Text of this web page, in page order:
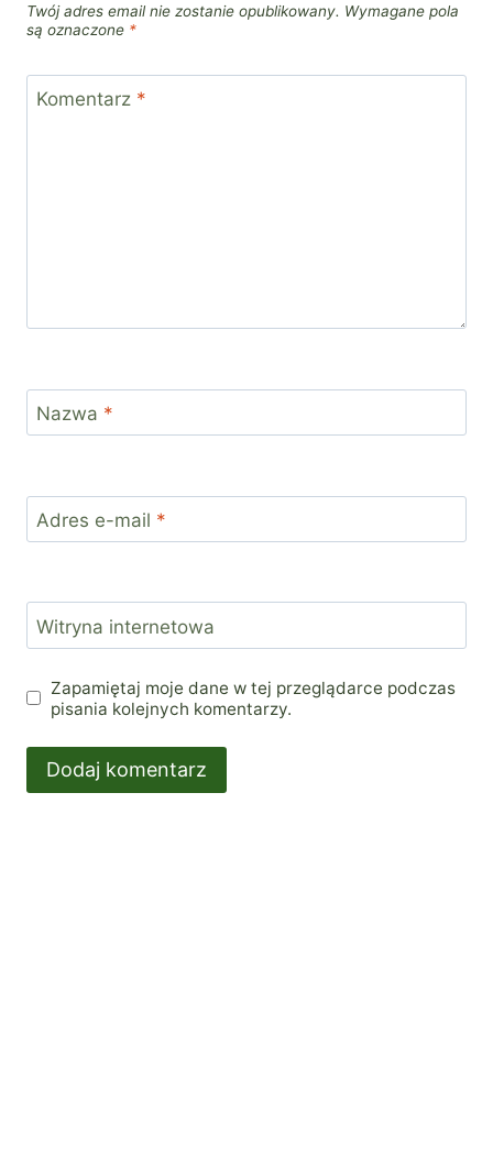
Twój adres email nie zostanie opublikowany. Wymagane pola
są oznaczone *
Komentarz *
Nazwa *
Adres e-mail *
Witryna internetowa
Zapamiętaj moje dane w tej przeglądarce podczas
pisania kolejnych komentarzy.